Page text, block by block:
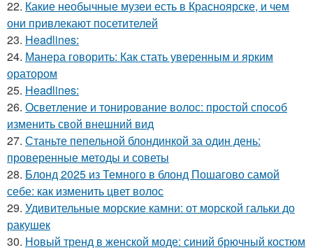
22. Какие необычные музеи есть в Красноярске, и чем
они привлекают посетителей
23. Headlines:
24. Манера говорить: Как стать уверенным и ярким
оратором
25. Headlines:
26. Осветление и тонирование волос: простой способ
изменить свой внешний вид
27. Станьте пепельной блондинкой за один день:
проверенные методы и советы
28. Блонд 2025 из Темного в блонд Пошагово самой
себе: как изменить цвет волос
29. Удивительные морские камни: от морской гальки до
ракушек
30. Новый тренд в женской моде: синий брючный костюм